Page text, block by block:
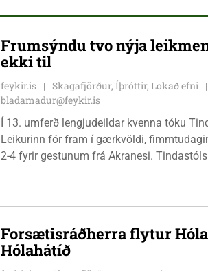
Frumsýndu tvo nýja
ekki til
feykir.is Skagafjörður, Íþróttir, Lokað efni
bladamadur@feykir.is
Í 13. umferð lengjudeildar kvenna tóku
Leikurinn fór fram í gærkvöldi,
2-4 fyrir gestunum frá Akranesi.
Forsætisráðherra flytur
Hólahátíð